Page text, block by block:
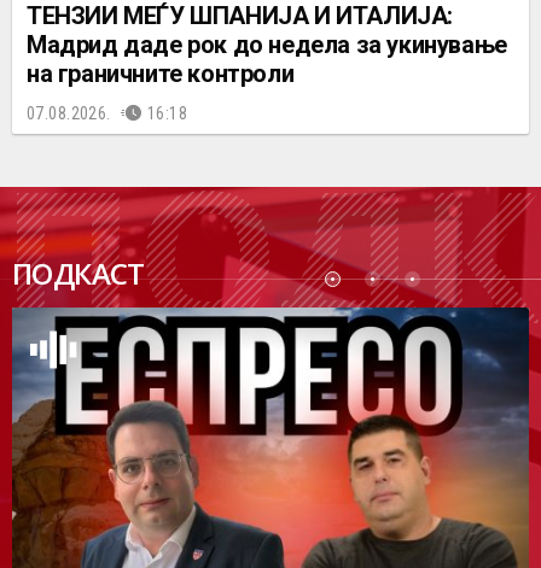
ТЕНЗИИ МЕЃУ ШПАНИЈА И ИТАЛИЈА:
Мадрид даде рок до недела за укинување
на граничните контроли
07.08.2026. 16:18
ПОДКАСТ
ПОДК
АСТ